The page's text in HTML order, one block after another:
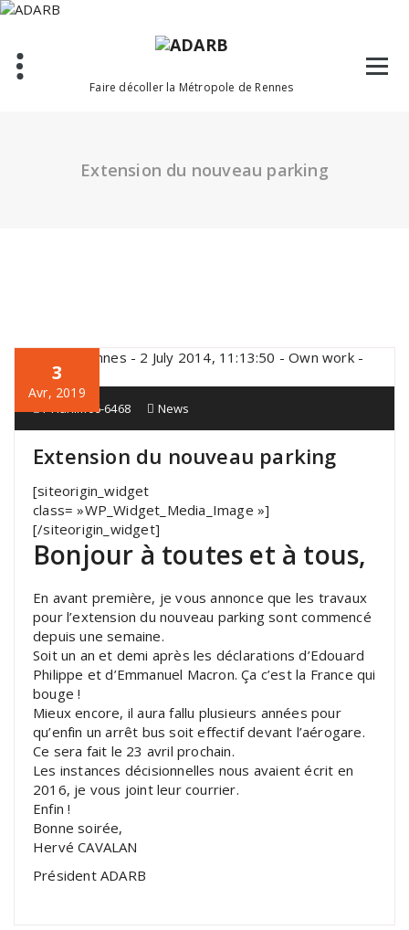
Aller
Faire décoller la Métropole de Rennes
Extension du nouveau parking
3
Avr, 2019
PHanim06-6468 News
Extension du nouveau parking
[siteorigin_widget
class= »WP_Widget_Media_Image »]
[/siteorigin_widget]
Bonjour à toutes et à tous,
En avant première, je vous annonce que les travaux
pour l’extension du nouveau parking sont commencé
depuis une semaine.
Soit un an et demi après les déclarations d’Edouard
Philippe et d’Emmanuel Macron. Ça c’est la France qui
bouge !
Mieux encore, il aura fallu plusieurs années pour
qu’enfin un arrêt bus soit effectif devant l’aérogare.
Ce sera fait le 23 avril prochain.
Les instances décisionnelles nous avaient écrit en
2016, je vous joint leur courrier.
Enfin !
Bonne soirée,
Hervé CAVALAN
Président ADARB